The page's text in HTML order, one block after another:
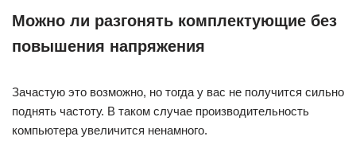
Можно ли разгонять комплектующие без
повышения напряжения
Зачастую это возможно, но тогда у вас не получится сильно
поднять частоту. В таком случае производительность
компьютера увеличится ненамного.